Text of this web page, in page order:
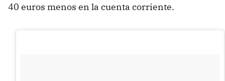
40 euros menos en la cuenta corriente.